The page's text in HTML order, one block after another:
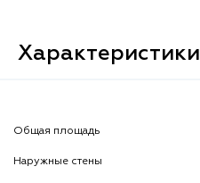
Характеристики
Общая площадь
Наружные стены